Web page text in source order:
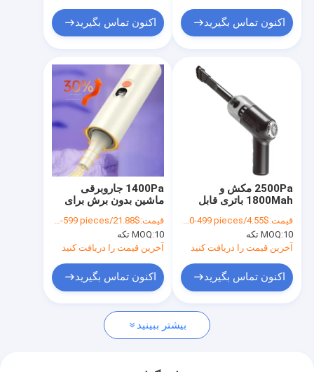
دربارهی ما
کارخانه تور
کنترل کیفیت
درخواست نقل قول
ابزار تمیز کردن الکتریکی
وسایل آشپزخانه
اکنون تماس بگیرید اکنون تماس بگیرید
1400Pa جاروبرقی
ماشین بدون برش برای
یک
قیمت:$21.88/pieces 10-599 pieces
MOQ:10 تکه
آخرین قیمت را دریافت کنید
اکنون تماس بگیرید
2500Pa مکش و
1800Mah باتری قابل
کننده گرد و غبار برای
تمیز کردن ماشین
قیمت:$4.55/pieces 10-499 pieces
MOQ:10 تکه
آخرین قیمت را دریافت کنید
اکنون تماس بگیرید
بیشتر ببینید